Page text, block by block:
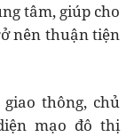
tâm, giúp cho
nên thuận tiện
thông, chủ
mạo đô thị